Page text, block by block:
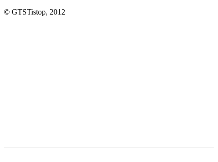
© GTSTistop, 2012